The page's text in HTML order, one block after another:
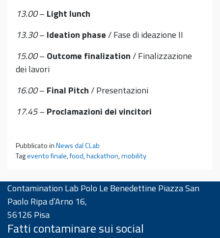
13.00– Light lunch
13.30– Ideation phase/ Fase di ideazione II
15.00– Outcome finalization/ Finalizzazione
dei lavori
16.00– Final Pitch/ Presentazioni
17.45– Proclamazioni dei vincitori
Pubblicato inNews dal CLab
Tagevento finale,food,hackathon,mobility
Contamination Lab Polo Le Benedettine Piazza San
Paolo Ripa d’Arno 16,
56126 Pisa
Fatti contaminare sui social